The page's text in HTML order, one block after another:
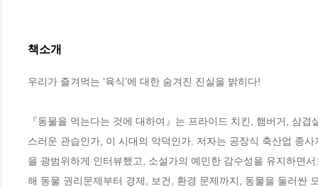
책소개
우리가 즐겨먹는 ‘육식’에 대한 숨겨진 진실을 밝히다!
『동물을 먹는다는 것에 대하여』는 프라이드 치킨, 햄버거, 삼
스러운 관습인가, 이 시대의 악덕인가. 저자는 공장식 축산업 종
을 광범위하게 인터뷰했고, 소설가의 예민한 감수성을 유지하면
해 동물 권리문제부터 경제, 보건, 환경 문제까지, 동물을 둘러싼